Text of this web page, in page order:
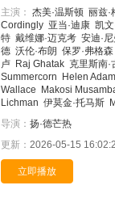
主演： 杰美·温斯顿 丽兹·
Cordingly 亚当·迪康 凯
特 戴维娜·迈克考 安迪·尼
德 沃伦·布朗 保罗·弗格森
卢 Raj Ghatak 克里斯南·
Summercorn
Helen
Wallace
Makosi
Lichman 伊莫金·托马斯
导演： 扬·德芒热
更新： 2026-05-15
立即播放